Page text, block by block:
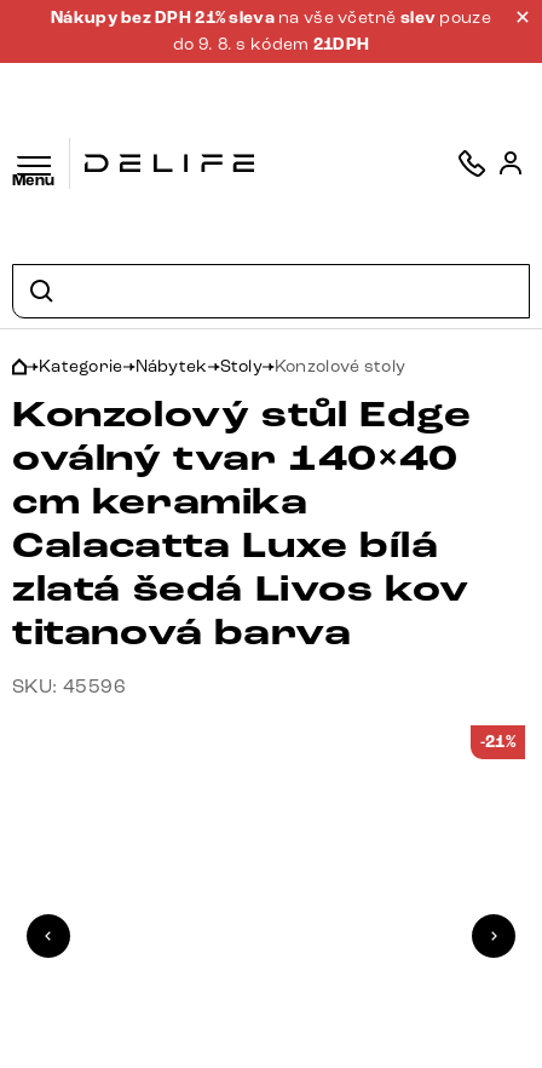
Nákupy bez DPH 21% sleva na vše včetněslev pouze
do 9. 8. s kódem 21DPH
Menu
Kategorie Nábytek Stoly Konzolové stoly
Konzolový stůl Edge
oválný tvar 140×40
cm keramika
Calacatta Luxe bílá
zlatá šedá Livos kov
titanová barva
SKU: 45596
-21%